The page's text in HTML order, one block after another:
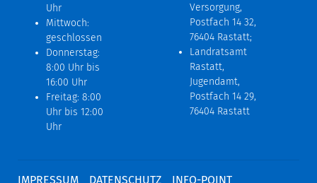
Uhr
Mittwoch:
geschlossen
Donnerstag:
8:00 Uhr bis
16:00 Uhr
Freitag: 8:00
Uhr bis 12:00
Uhr
Versorgung,
Postfach 14 32,
76404 Rastatt;
Landratsamt
Rastatt,
Jugendamt,
Postfach 14 29,
76404 Rastatt
IMPRESSUM DATENSCHUTZ INFO-POINT